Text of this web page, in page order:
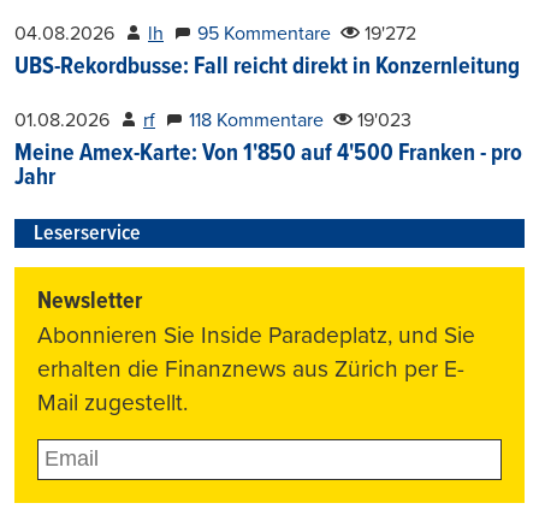
04.08.2026 lh 95 Kommentare 19'272
UBS-Rekordbusse: Fall reicht direkt in Konzernleitung
01.08.2026 rf 118 Kommentare 19'023
Meine Amex-Karte: Von 1'850 auf 4'500 Franken - pro
Jahr
Leserservice
Newsletter
Abonnieren Sie Inside Paradeplatz, und Sie
erhalten die Finanznews aus Zürich per E-
Mail zugestellt.